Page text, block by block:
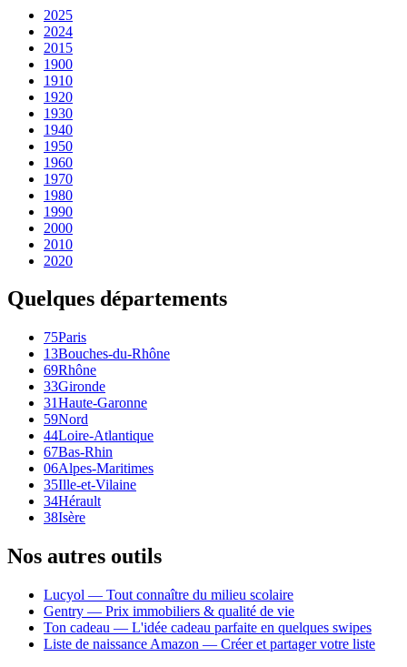
2025
2024
2015
1900
1910
1920
1930
1940
1950
1960
1970
1980
1990
2000
2010
2020
Quelques départements
75Paris
13Bouches-du-Rhône
69Rhône
33Gironde
31Haute-Garonne
59Nord
44Loire-Atlantique
67Bas-Rhin
06Alpes-Maritimes
35Ille-et-Vilaine
34Hérault
38Isère
Nos autres outils
Lucyol — Tout connaître du milieu scolaire
Gentry — Prix immobiliers & qualité de vie
Ton cadeau — L'idée cadeau parfaite en quelques swipes
Liste de naissance Amazon — Créer et partager votre liste